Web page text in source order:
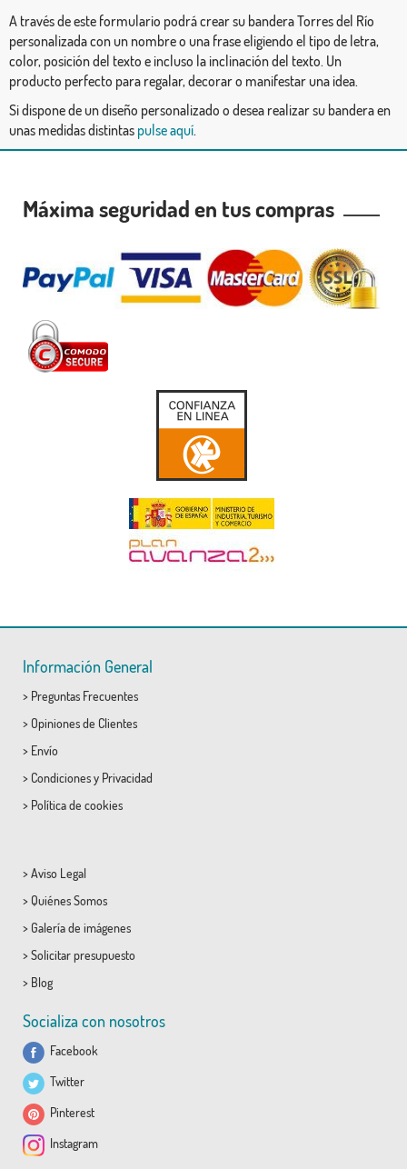
A través de este formulario podrá crear su bandera Torres del Río
personalizada con un nombre o una frase eligiendo el tipo de letra,
color, posición del texto e incluso la inclinación del texto. Un
producto perfecto para regalar, decorar o manifestar una idea.
Si dispone de un diseño personalizado o desea realizar su bandera en
unas medidas distintas pulse aquí.
Máxima seguridad en tus compras
Información General
> Preguntas Frecuentes
> Opiniones de Clientes
> Envío
> Condicionesy Privacidad
> Política de cookies
> Aviso Legal
> Quiénes Somos
> Galería de imágenes
> Solicitar presupuesto
> Blog
Socializa con nosotros
Facebook
Twitter
Pinterest
Instagram